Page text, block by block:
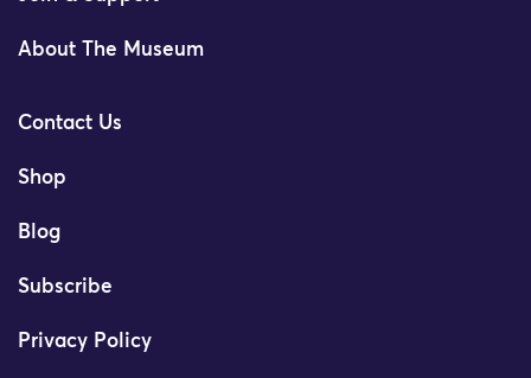
About The Museum
Contact Us
Shop
Blog
Subscribe
Privacy Policy